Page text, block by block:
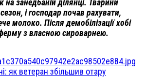
і господар почав рахувати,
молоко. Після демобілізації хобі
з власною сироварнею.
як ветеран збільшив отару